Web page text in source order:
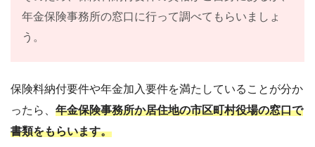
年金保険事務所の窓口に行って調べてもらいましょ
う。
保険料納付要件や年金加入要件を満たしていることが分か
ったら、 年金保険事務所か居住地の市区町村役場の窓口で
書類をもらいます。